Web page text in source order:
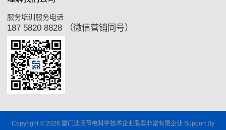
服务培训服务电话
187 5820 8828 （微信营销同号）
Copyright © 2026 厦门沈氏节电科学技术企业股票非常有限企业 Support By